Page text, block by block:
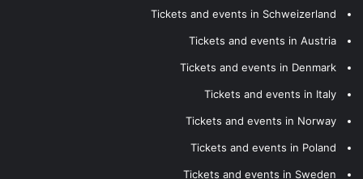
Tickets and events in Schweizerland
Tickets and events in Austria
Tickets and events in Denmark
Tickets and events in Italy
Tickets and events in Norway
Tickets and events in Poland
Tickets and events in Sweden